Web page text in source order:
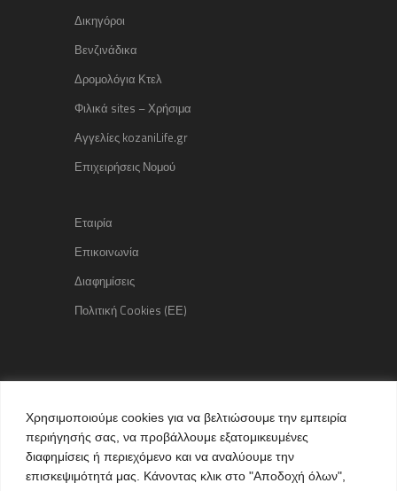
Χρησιμοποιούμε cookies για να βελτιώσουμε την εμπειρία
περιήγησής σας, να προβάλλουμε εξατομικευμένες
διαφημίσεις ή περιεχόμενο και να αναλύουμε την
επισκεψιμότητά μας. Κάνοντας κλικ στο "Αποδοχή όλων",
Δικηγόροι
Βενζινάδικα
Δρομολόγια Κτελ
Φιλικά sites – Χρήσιμα
Αγγελίες kozaniLife.gr
Επιχειρήσεις Νομού
Εταιρία
Επικοινωνία
Διαφημίσεις
Πολιτική Cookies (ΕΕ)
Copyright © 2015 kozaniLife.gr
All Rights reserved
Internet Services & Advertisement
by kozaniLife.gr